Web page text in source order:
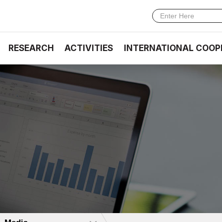
RESEARCH ACTIVITIES INTERNATIONAL